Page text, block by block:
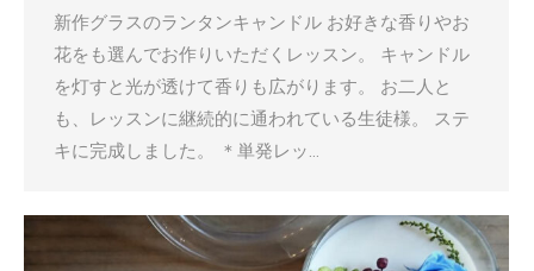
新作グラスのランタンキャンドル お好きな香りやお
花をも選んでお作りいただくレッスン。 キャンドル
を灯すと光が透けて香りも広がります。 お二人と
も、レッスンに継続的に通われている生徒様。 ステ
キに完成しました。 ＊単発レッ…